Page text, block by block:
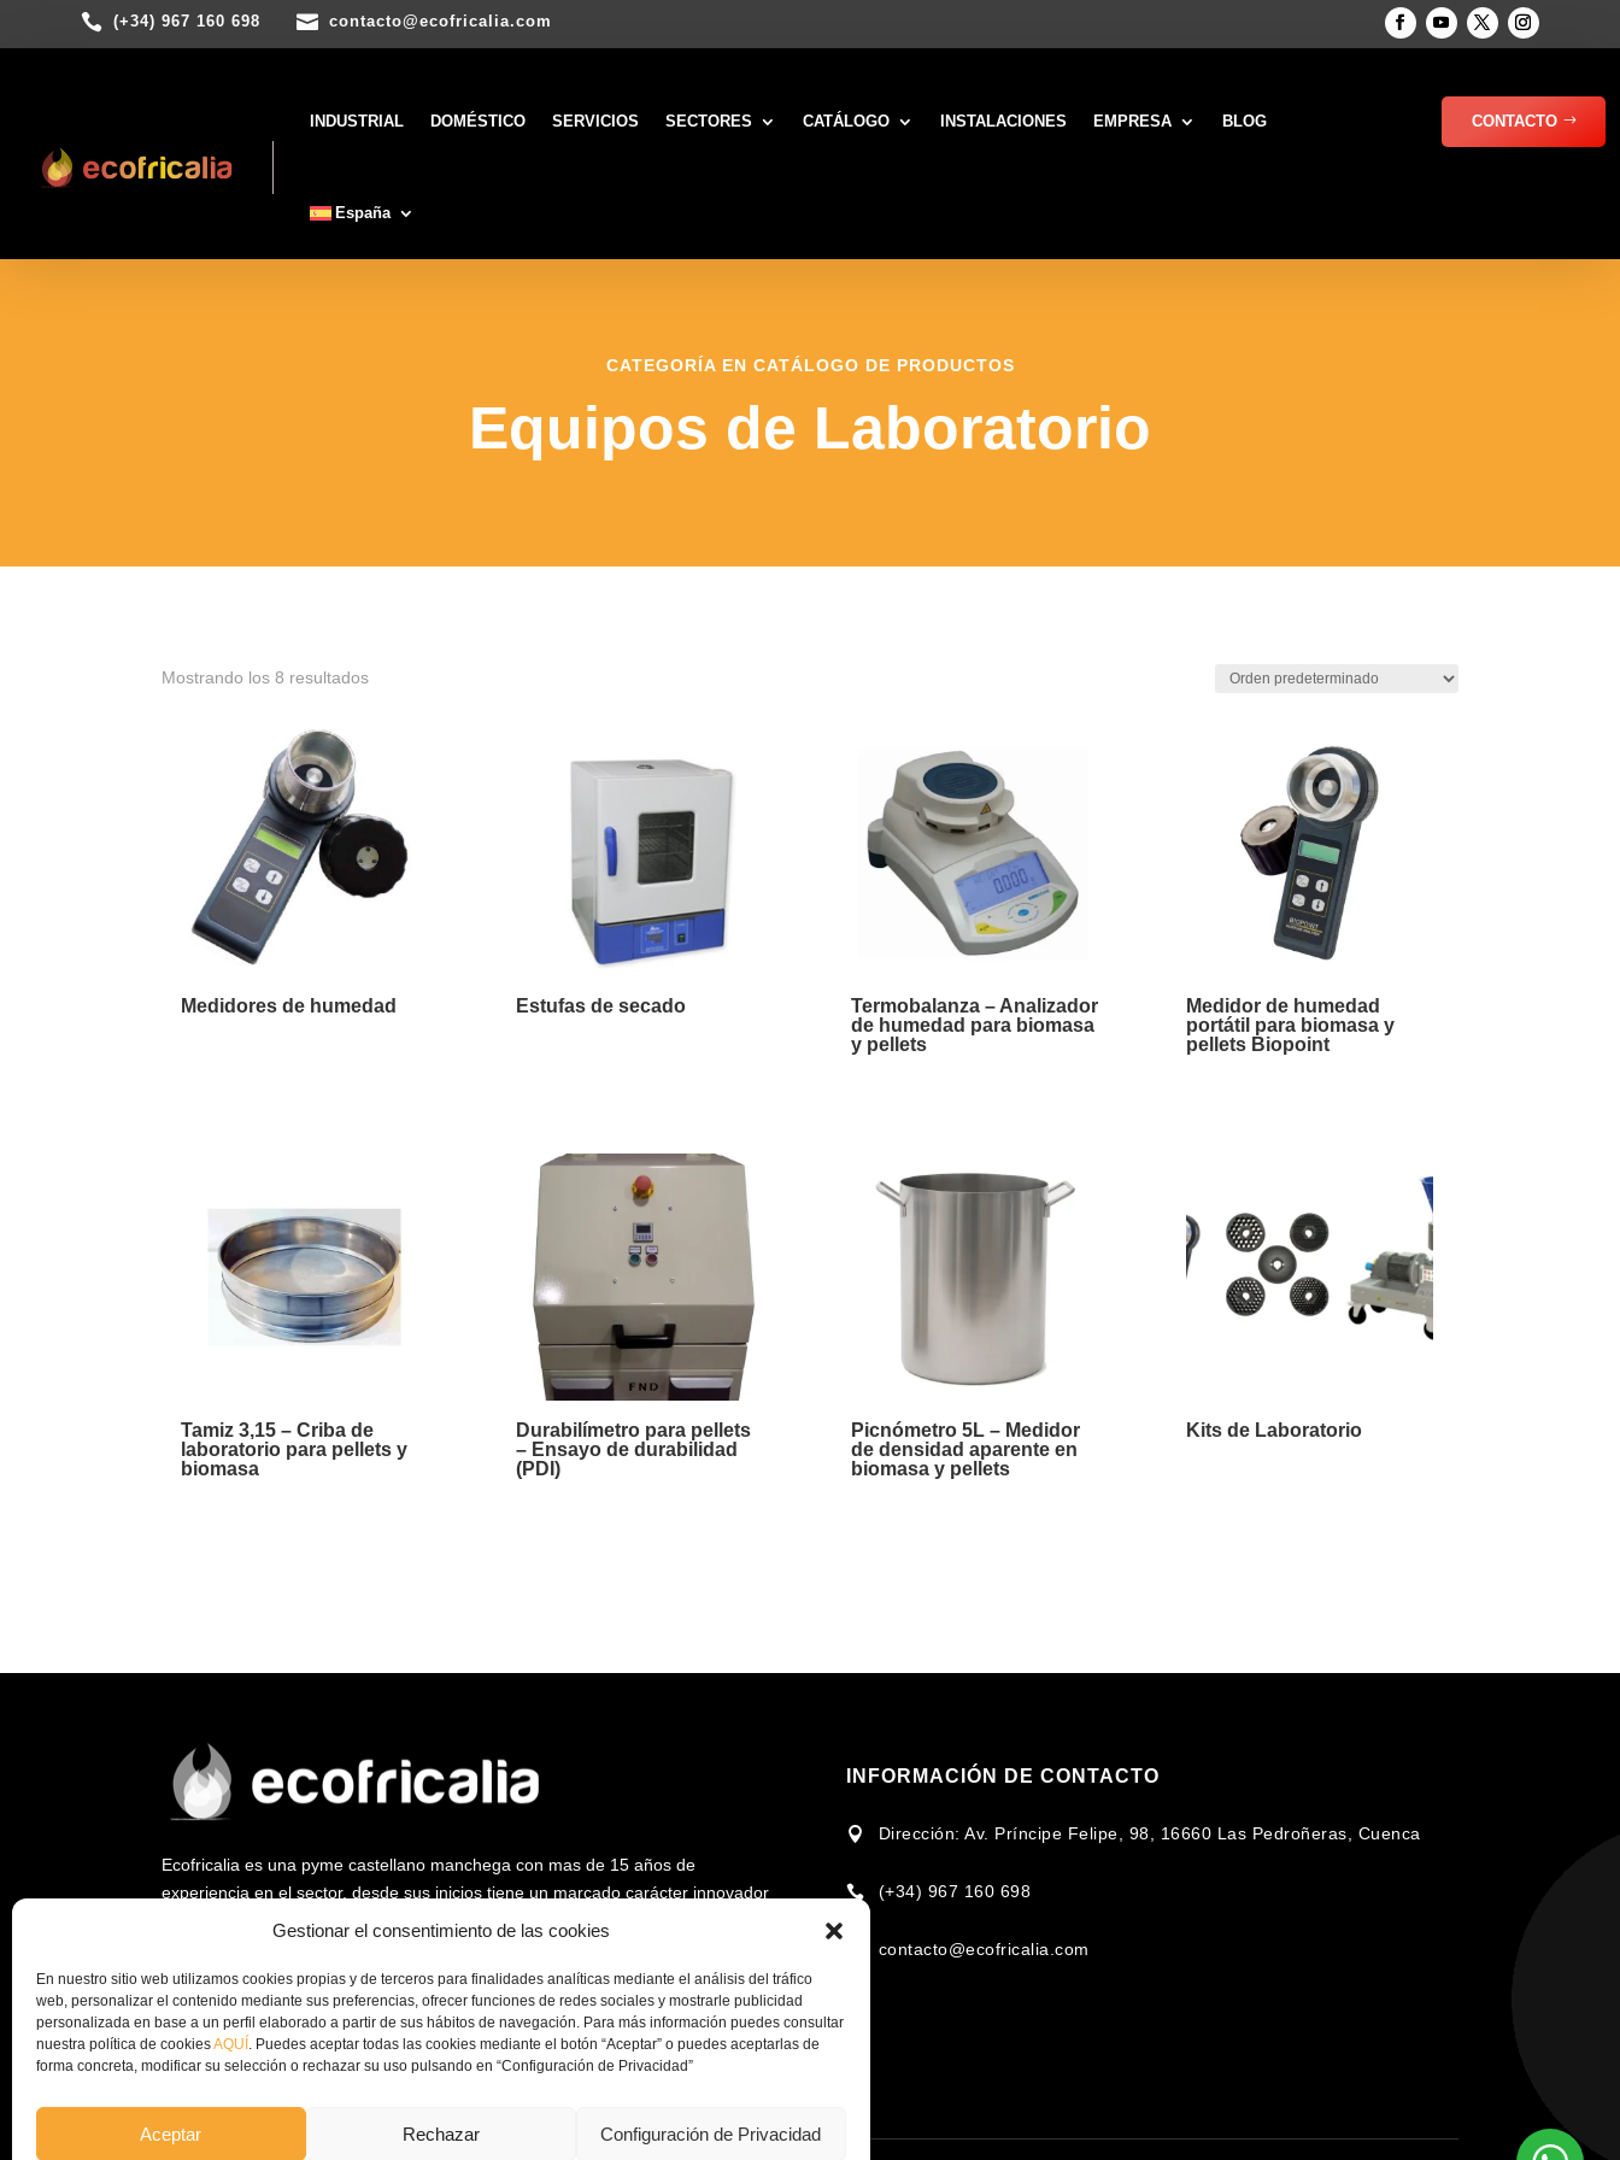
Gestionar el consentimiento de las cookies
En nuestro sitio web utilizamos cookies propias y de terceros para finalidades analíticas mediante el análisis del tráfico
web, personalizar el contenido mediante sus preferencias, ofrecer funciones de redes sociales y mostrarle publicidad
personalizada en base a un perfil elaborado a partir de sus hábitos de navegación. Para más información puedes consultar
nuestra política de cookiesAQUÍ . Puedes aceptar todas las cookies mediante el botón “Aceptar” o puedes aceptarlas de
forma concreta, modificar su selección o rechazar su uso pulsando en “Configuración de Privacidad”
Aceptar Rechazar Configuración de Privacidad
 (+34) 967 160 698  contacto@ecofricalia.com
INDUSTRIAL DOMÉSTICO SERVICIOS SECTORES CATÁLOGO INSTALACIONES EMPRESA BLOG
España
CONTACTO
CATEGORÍA EN CATÁLOGO DE PRODUCTOS
Equipos de Laboratorio
Mostrando los 8 resultados
Medidores de humedad Estufas de secado
Termobalanza – Analizador
de humedad para biomasa
y pellets
Medidor de humedad
portátil para biomasa y
pellets Biopoint
Tamiz 3,15 – Criba de
laboratorio para pellets y
biomasa
Durabilímetro para pellets
– Ensayo de durabilidad
(PDI)
Picnómetro 5L – Medidor
de densidad aparente en
biomasa y pellets
Kits de Laboratorio
Ecofricalia es una pyme castellano manchega con mas de 15 años de
experiencia en el sector, desde sus inicios tiene un marcado carácter innovador
ya que fue empresa pionera en abrir un nuevo mercado en torno al uso de la
Desde Ecofricalia, seguimos trabajando a nivel nacional e internacional en la
instalación de plantas de peletizado y equipos complementarios, para fomentar
la economía circular y el aprovechamiento de los recursos de cada zona y/o
empresa.
INFORMACIÓN DE CONTACTO
 Dirección: Av. Príncipe Felipe, 98, 16660 Las Pedroñeras, Cuenca
 (+34) 967 160 698
contacto@ecofricalia.com